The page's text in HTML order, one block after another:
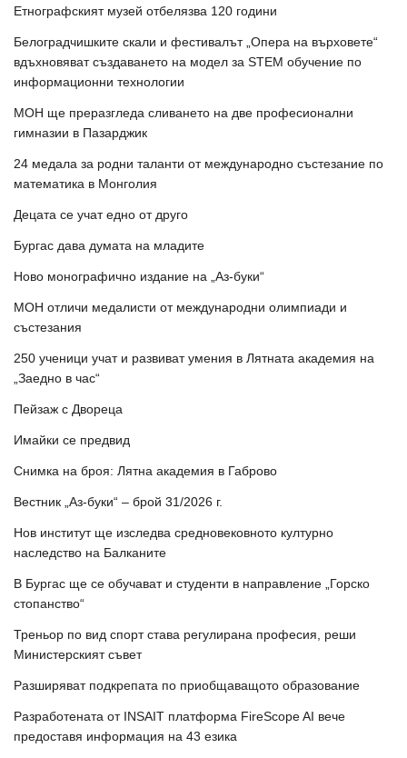
Етнографският музей отбелязва 120 години
Белоградчишките скали и фестивалът „Опера на върховете“
вдъхновяват създаването на модел за STEM обучение по
информационни технологии
МОН ще преразгледа сливането на две професионални
гимназии в Пазарджик
24 медала за родни таланти от международно състезание по
математика в Монголия
Децата се учат едно от друго
Бургас дава думата на младите
Ново монографично издание на „Аз-буки“
МОН отличи медалисти от международни олимпиади и
състезания
250 ученици учат и развиват умения в Лятната академия на
„Заедно в час“
Пейзаж с Двореца
Имайки се предвид
Снимка на броя: Лятна академия в Габрово
Вестник „Аз-буки“ – брой 31/2026 г.
Нов институт ще изследва средновековното културно
наследство на Балканите
В Бургас ще се обучават и студенти в направление „Горско
стопанство“
Треньор по вид спорт става регулирана професия, реши
Министерският съвет
Разширяват подкрепата по приобщаващото образование
Разработената от INSAIT платформа FireScope AI вече
предоставя информация на 43 езика